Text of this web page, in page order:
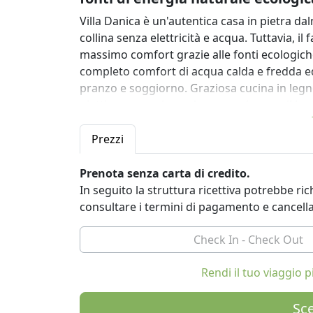
Villa Danica è un'autentica casa in pietra
collina senza elettricità e acqua. Tuttavia,
massimo comfort grazie alle fonti
completo comfort di acqua calda e fredda
pranzo e soggiorno. Graziosa cucina in
piatti per mangiare e bere, camino per il
inverno, il fuoco del camino scalda l'acqua
offre un'atmosfera da vecchi tempi,
comuni. Il soggiorno ha una TV, divano
aggiuntive. Il bagno è dotato di vasca da
piscina con sedie a sdraio, ombrelloni e
camino esterno, un lavandino esterno, un
Villa Danica si trova lontano dalla folla
corpo e l'anima grazie alla posizione nella
connessione Wi-Fi per essere disponibili in
zona collinare, gli ospiti possono fare
segnalati. L'area è adatta anche per il
Prezzi
Prenota senza carta di credito.
In seguito la struttura ricettiva potrebbe
consultare i termini di pagamento e
Rendi il tuo viaggio